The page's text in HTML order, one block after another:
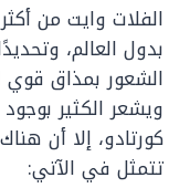
الفلات وايت من
بدول العالم،
الشعور بمذاق قوي
ويشعر الكثير
كورتادو، إلا أن
تتمثل في الآتي: